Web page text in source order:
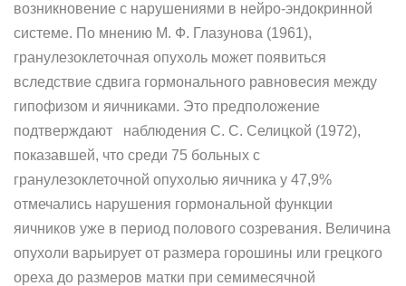
возникновение с нарушениями в нейро-эндокринной
системе. По мнению М. Ф. Глазунова (1961),
гранулезоклеточная опухоль может появиться
вследствие сдвига гормонального равновесия между
гипофизом и яичниками. Это предположение
подтверждают наблюдения С. С. Селицкой (1972),
показавшей, что среди 75 больных с
гранулезоклеточной опухолью яичника у 47,9%
отмечались нарушения гормональной функции
яичников уже в период полового созревания. Величина
опухоли варьирует от размера горошины или грецкого
ореха до размеров матки при семимесячной